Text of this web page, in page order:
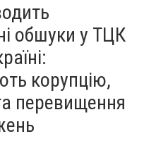
зі зміцнення
й
урядування
обшуки у ТЦК
корупцію,
перевищення